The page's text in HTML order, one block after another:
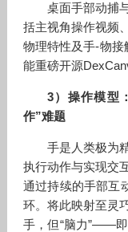
桌面手部动捕
括主视角操作视频
物理特性及手-物接
能重磅开源
3）操作模型
作”难题
手是人类极为
执行动作与实现交
通过持续的手部互
环。将此映射至灵
手，但“脑力”——